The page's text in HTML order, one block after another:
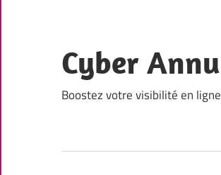
content
Cyber Annu
Boostez votre visibilité en ligne